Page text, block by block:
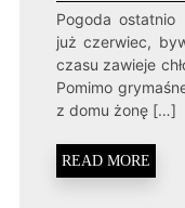
Pogoda
już czerwiec,
czasu zawieje
Pomimo
z domu żonę […]
READ MORE